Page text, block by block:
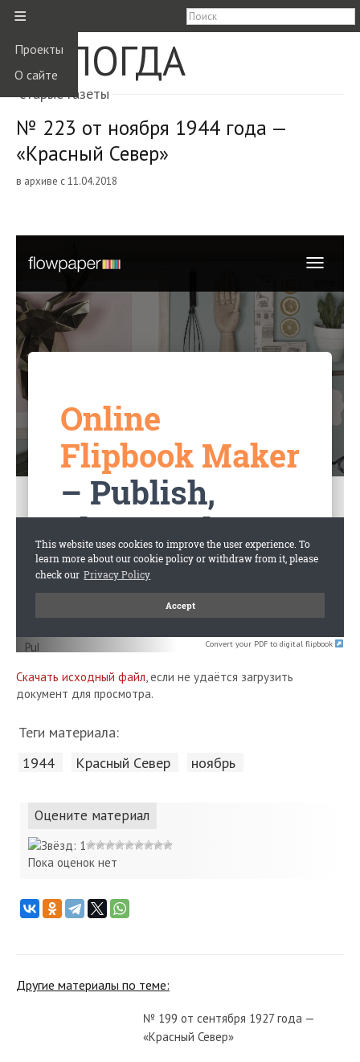
≡
Проекты
О сайте
ВОЛОГДА
старые газеты
№ 223 от ноября 1944 года —
«Красный Север»
в архиве с 11.04.2018
Convert your PDF to digital flipbook
Скачать исходный файл, если не удаётся загрузить
документ для просмотра.
Теги материала:
1944 Красный Cевер ноябрь
Оцените материал
Пока оценок нет
Другие материалы по теме:
№ 199 от сентября 1927 года —
«Красный Север»